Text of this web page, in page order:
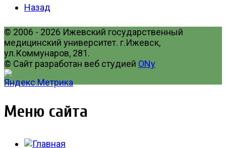
Назад
© 2006 - 2026 Ижевский государственный
медицинский университет. г.Ижевск,
ул.Коммунаров, 281.
© Сайт разработан веб студией ONy
Меню сайта